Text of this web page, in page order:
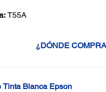
T55A
¿DÓNDE
Tinta Blanca Epson